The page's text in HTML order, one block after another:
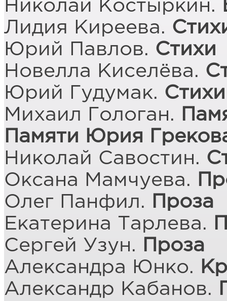
Николай Костыркин.
Лидия Киреева.
Юрий Павлов. Стихи
Новелла Киселёва.
Юрий Гудумак. Стихи
Михаил Гологан.
Памяти Юрия
Николай Савостин.
Оксана Мамчуева.
Олег Панфил.
Проза
Екатерина Тарлева.
Сергей Узун.
Проза
Александра Юнко.
Александр Кабанов.